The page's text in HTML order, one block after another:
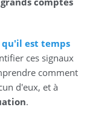
qu'il est temps
ces signaux
comment
d'eux, et à
.